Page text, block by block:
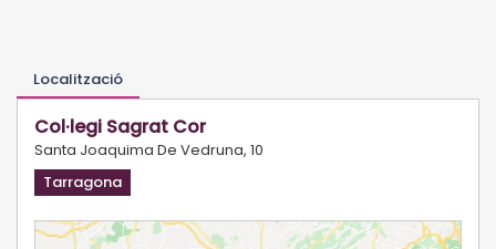
Localització
Col·legi Sagrat Cor
Santa Joaquima De Vedruna, 10
Tarragona